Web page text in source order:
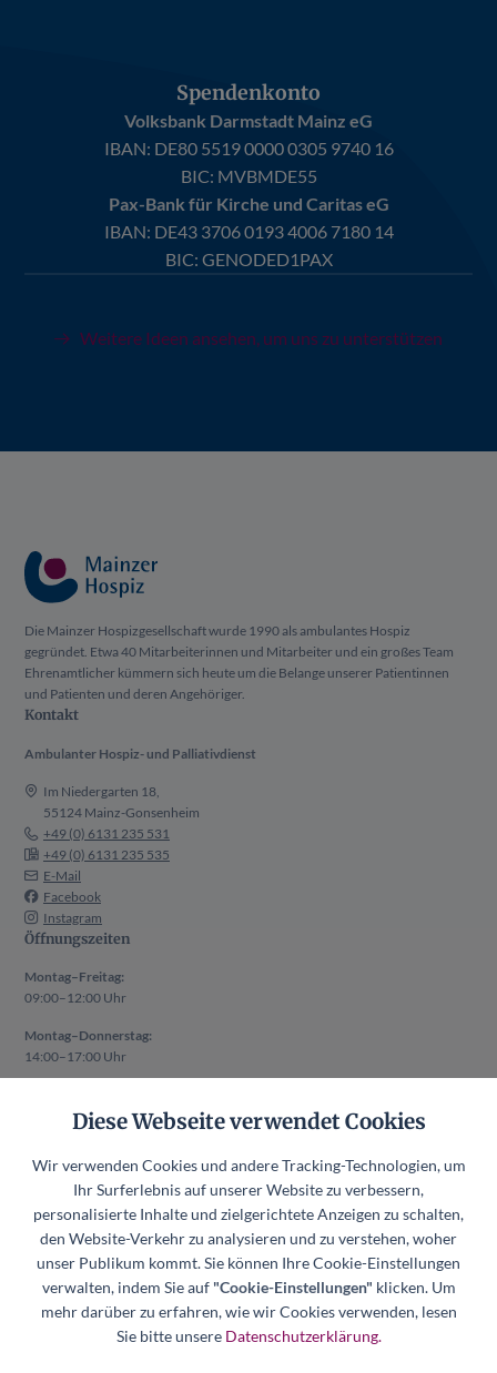
Spendenkonto
Volksbank Darmstadt Mainz eG
IBAN: DE80 5519 0000 0305 9740 16
BIC: MVBMDE55
Pax-Bank für Kirche und Caritas eG
IBAN: DE43 3706 0193 4006 7180 14
BIC: GENODED1PAX
Weitere Ideen ansehen, um uns zu unterstützen
Die Mainzer Hospizgesellschaft wurde 1990 als ambulantes Hospiz
gegründet. Etwa 40 Mitarbeiterinnen und Mitarbeiter und ein großes Team
Ehrenamtlicher kümmern sich heute um die Belange unserer Patientinnen
und Patienten und deren Angehöriger.
Kontakt
Ambulanter Hospiz- und Palliativdienst
Im Niedergarten 18,
55124 Mainz-Gonsenheim
+49 (0) 6131 235 531
+49 (0) 6131 235 535
E-Mail
Facebook
Instagram
Öffnungszeiten
Montag–Freitag:
09:00–12:00 Uhr
Montag–Donnerstag:
14:00–17:00 Uhr
vorheriger Absprache möglich.
Datenschutzerklärung
Datenschutzerklärung Mitgliederverwaltung
Hinweisgeberkanal
Datenschutzerklärung Hinweisgeberkanal
Cookie-Einstellungen
Diese Webseite verwendet Cookies
Wir verwenden Cookies und andere Tracking-Technologien, um
Ihr Surferlebnis auf unserer Website zu verbessern,
personalisierte Inhalte und zielgerichtete Anzeigen zu schalten,
den Website-Verkehr zu analysieren und zu verstehen, woher
unser Publikum kommt. Sie können Ihre Cookie-Einstellungen
verwalten, indem Sie auf "Cookie-Einstellungen" klicken. Um
mehr darüber zu erfahren, wie wir Cookies verwenden, lesen
Sie bitte unsere Datenschutzerklärung.